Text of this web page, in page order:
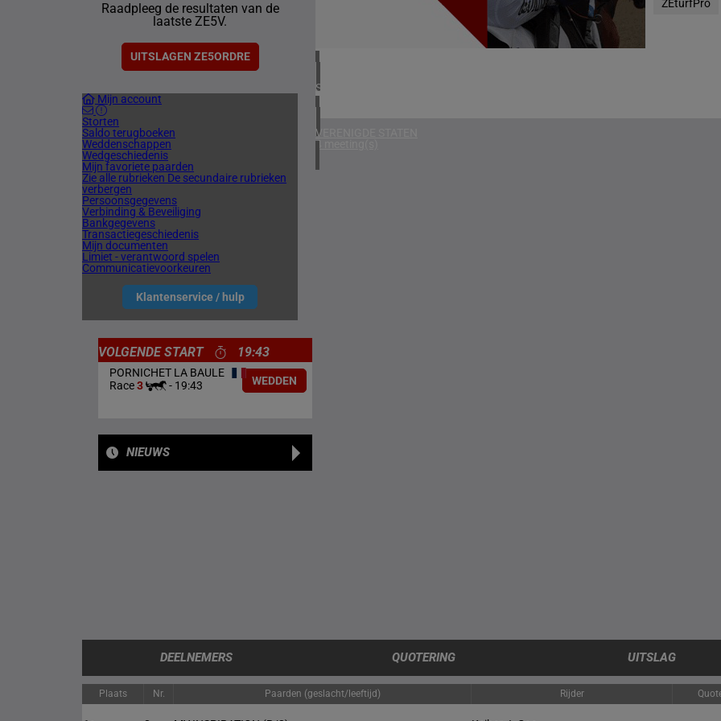
Raadpleeg de resultaten van de
laatste ZE5V.
UITSLAGEN ZE5ORDRE
Mijn account
Storten
Saldo terugboeken
Weddenschappen
Wedgeschiedenis
Mijn favoriete paarden
Zie alle rubrieken De secundaire rubrieken
verbergen
Persoonsgegevens
Verbinding & Beveiliging
Bankgegevens
Transactiegeschiedenis
Mijn documenten
Limiet - verantwoord spelen
Communicatievoorkeuren
Klantenservice / hulp
1 meeting(s)
SPANJE
1 meeting(s)
VERENIGDE STATEN
4 meeting(s)
ZEturfPro
VOLGENDE START 19:43
PORNICHET LA BAULE
Race3 - 19:43 WEDDEN
NIEUWS
DEELNEMERS QUOTERING UITSLAG
Plaats Nr. Paarden (geslacht/leeftijd) Rijder